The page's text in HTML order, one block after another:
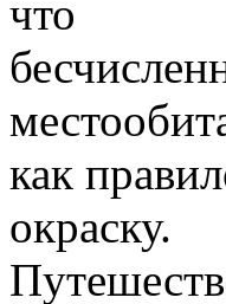
что
как
окраску.